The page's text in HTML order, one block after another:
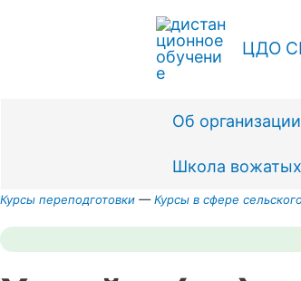
ЦДО
Об организации
Школа вожатых
Курсы переподготовки —Курсы в сфере